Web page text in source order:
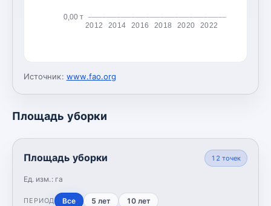
0,00 т
2012 2014 2016 2018 2020 2022
Источник: www.fao.org
Площадь уборки
Площадь уборки
Ед. изм.: га
12 точек
ПЕРИОД Все 5 лет 10 лет